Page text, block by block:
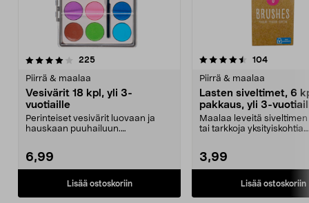
225arvostelut
Piirrä & maalaa
Vesivärit 18 kpl, yli 3-
vuotiaille
Perinteiset vesivärit luovaan ja
hauskaan puuhailuun.
6,99
Lisää ostoskoriin
4.5 viidestä
104arvostelut
Piirrä & maalaa
Lasten siveltimet, 6
pakkaus, yli 3-
Maalaa leveitä
tai tarkkoja yksityiskohtia
3,99
Lisää ostoskoriin
4.5 viidestä